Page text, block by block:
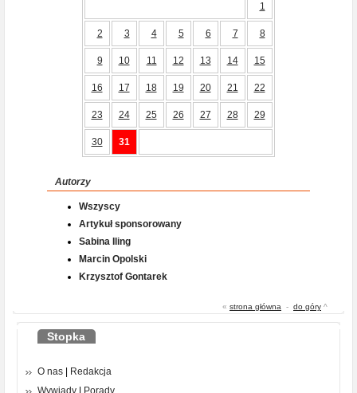
1
2 3 4 5 6 7 8
9 10 11 12 13 14 15
16 17 18 19 20 21 22
23 24 25 26 27 28 29
30 31
Autorzy
Wszyscy
Artykuł sponsorowany
Sabina Iling
Marcin Opolski
Krzysztof Gontarek
« strona główna - do góry ^
Stopka
O nas
Redakcja
Wywiady
Porady